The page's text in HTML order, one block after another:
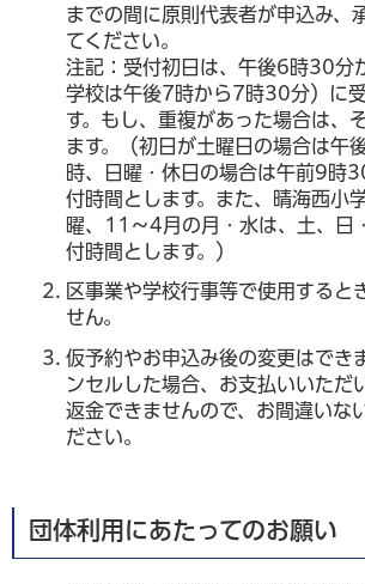
までの間に原則代表者が申込み、
てください。
注記：受付初日は、午後6時30分
学校は午後7時から7時30分）に
す。もし、重複があった場合は、
ます。（初日が土曜日の場合は午
時、日曜・休日の場合は午前9時
付時間とします。また、晴海西小
曜、11～4月の月・水は、土、日
付時間とします。）
区事業や学校行事等で使用すると
せん。
仮予約やお申込み後の変更はでき
ンセルした場合、お支払いいただ
返金できませんので、お間違いな
ださい。
団体利用にあたってのお願い